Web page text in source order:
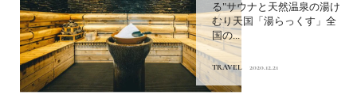
る"サウナと天然温泉の湯け
むり天国「湯らっくす」全
国の...
TRAVEL 2020.12.21